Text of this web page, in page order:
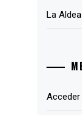
La
Acceder